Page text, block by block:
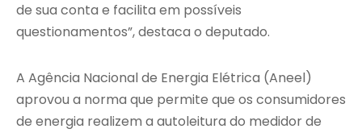
de sua conta e facilita em possíveis
questionamentos”, destaca o deputado.
A Agência Nacional de Energia Elétrica (Aneel)
aprovou a norma que permite que os consumidores
de energia realizem a autoleitura do medidor de